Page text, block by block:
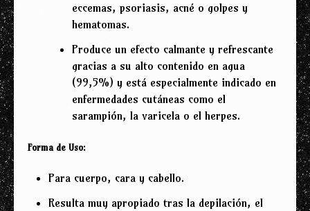
eccemas, psoriasis, acné o golpes y
hematomas.
Produce un efecto calmante y refrescante
gracias a su alto contenido en agua
(99,5%) y está especialmente indicado en
enfermedades cutáneas como el
sarampión, la varicela o el herpes.
Forma de Uso:
Para cuerpo, cara y cabello.
Resulta muy apropiado tras la depilación, el